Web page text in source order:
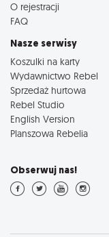
O rejestracji
FAQ
Nasze serwisy
Koszulki na karty
Wydawnictwo Rebel
Sprzedaż hurtowa
Rebel Studio
English Version
Planszowa Rebelia
Obserwuj nas!